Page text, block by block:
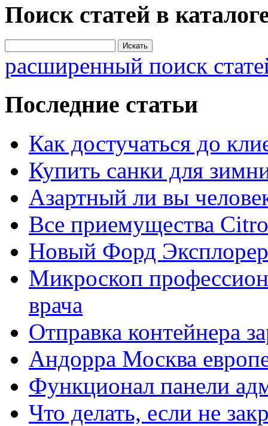
Поиск статей в
расширенный поиск
Последние статьи
Как достучаться до
Купить санки для
Азартный ли вы
Все приемущества
Новый Форд
Микроскоп
врача
Отправка контейнера
Андорра Москва
Функционал панели
Что делать, если не